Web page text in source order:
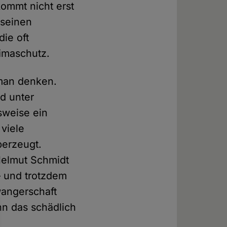
nicht erst
oft
denken.
unter
ein
Schmidt
trotzdem
das schädlich